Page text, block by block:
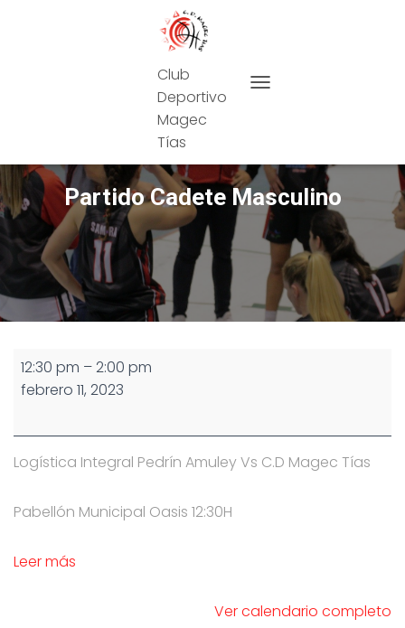
Club
Deportivo
Magec
Tías
Partido Cadete Masculino
Partido
Cadete
12:30 pm –2:00 pm
febrero 11, 2023
Logística Integral Pedrín Amuley Vs C.D Magec Tías
Pabellón Municipal Oasis 12:30H
Leer más
Ver calendario completo